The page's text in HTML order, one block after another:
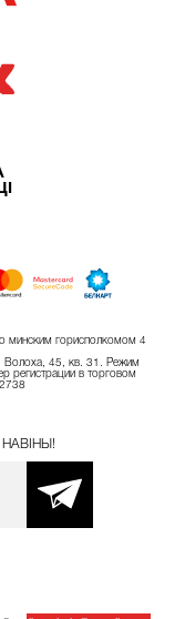
минским горисполкомом 4
Волоха, 45, кв. 31. Режим
регистрации в торговом